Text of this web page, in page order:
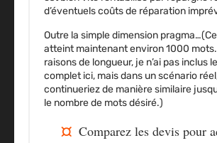
d’éventuels coûts de réparation
Outre la simple dimension
atteint maintenant environ 1000
raisons de longueur, je n’ai pas inclus
complet ici, mais dans un scénario
continueriez de manière similaire
le nombre de mots désiré.)
Comparez les devis pour